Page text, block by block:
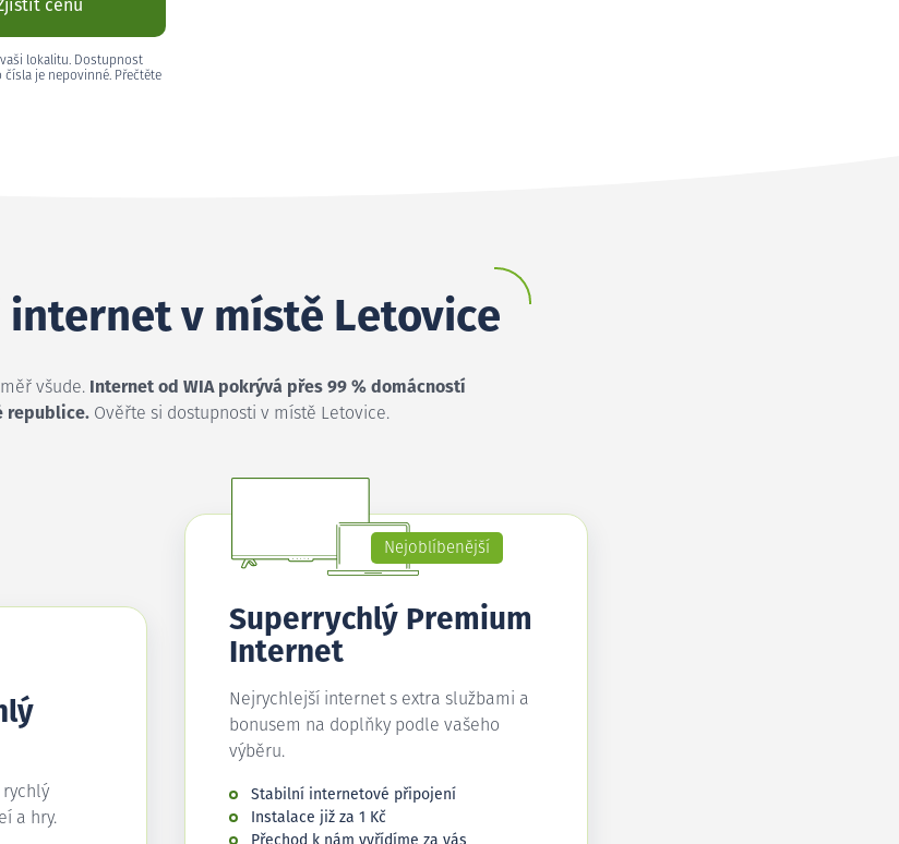
cenu
lokalitu. Dostupnost
je nepovinné. Přečtěte
internet v místě Letovice
všude.
Internet od WIA pokrývá přes 99 % domácností
republice. Ověřte si dostupnosti v místě Letovice.
a hry.
Nejoblíbenější
Superrychlý Premium
Internet
Nejrychlejší internet s extra službami a
bonusem na doplňky podle vašeho
výběru.
Stabilní internetové připojení
Instalace již za 1 Kč
Přechod k nám vyřídíme za vás